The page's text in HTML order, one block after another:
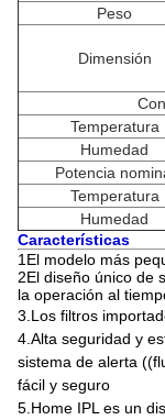
Peso
Dimensión
Temperatura
Humedad
Potencia
Temperatura
Humedad
Características
1El modelo más
2El diseño único de
la operación al
3. Los filtros
4.Alta seguridad y
sistema de alerta
fácil y seguro
5.Home IPL es un